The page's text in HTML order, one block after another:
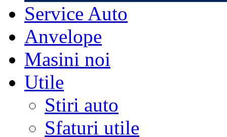
Service Auto
Anvelope
Masini noi
Utile
Stiri auto
Sfaturi utile